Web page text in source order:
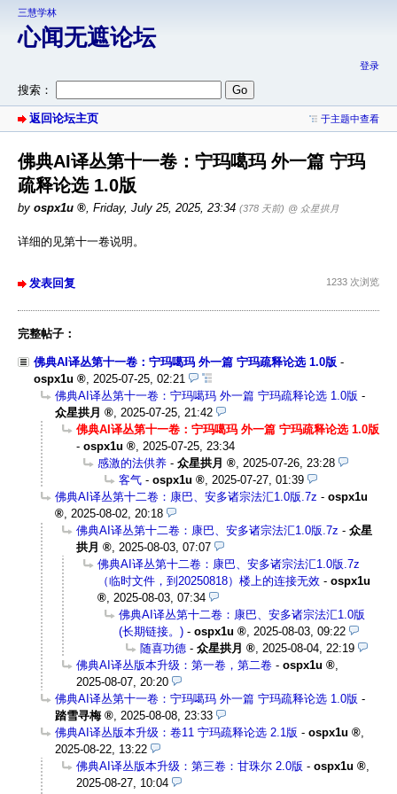
三慧学林
心闻无遮论坛
登录
搜索：
返回论坛主页 于主题中查看
佛典AI译丛第十一卷：宁玛噶玛 外一篇 宁玛
疏释论选 1.0版
by ospx1u , Friday, July 25, 2025, 23:34 (378 天前) @ 众星拱月
详细的见第十一卷说明。
发表回复 1233 次浏览
完整帖子：
佛典AI译丛第十一卷：宁玛噶玛 外一篇 宁玛疏释论选 1.0版 -
ospx1u
2025-07-25, 02:21
佛典AI译丛第十一卷：宁玛噶玛 外一篇 宁玛疏释论选 1.0版 -
众星拱月
2025-07-25, 21:42
佛典AI译丛第十一卷：宁玛噶玛 外一篇 宁玛疏释论选 1.0版
- ospx1u
2025-07-25, 23:34
感激的法供养 - 众星拱月
2025-07-26, 23:28
客气 - ospx1u
2025-07-27, 01:39
佛典AI译丛第十二卷：康巴、安多诸宗法汇1.0版.7z - ospx1u
2025-08-02, 20:18
佛典AI译丛第十二卷：康巴、安多诸宗法汇1.0版.7z - 众星
拱月
2025-08-03, 07:07
佛典AI译丛第十二卷：康巴、安多诸宗法汇1.0版.7z
（临时文件，到20250818）楼上的连接无效 - ospx1u
2025-08-03, 07:34
佛典AI译丛第十二卷：康巴、安多诸宗法汇1.0版
(长期链接。) - ospx1u
2025-08-03, 09:22
随喜功德 - 众星拱月
2025-08-04, 22:19
佛典AI译丛版本升级：第一卷，第二卷 - ospx1u
2025-08-07, 20:20
佛典AI译丛第十一卷：宁玛噶玛 外一篇 宁玛疏释论选 1.0版 -
踏雪寻梅
2025-08-08, 23:33
佛典AI译丛版本升级：卷11 宁玛疏释论选 2.1版 - ospx1u
2025-08-22, 13:22
佛典AI译丛版本升级：第三卷：甘珠尔 2.0版 - ospx1u
2025-08-27, 10:04